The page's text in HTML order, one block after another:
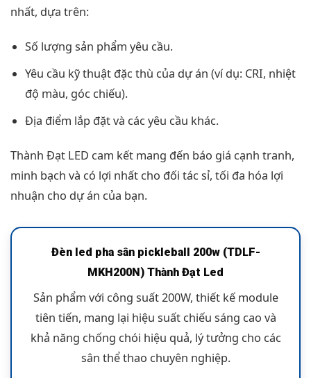
nhất, dựa trên:
Số lượng sản phẩm yêu cầu.
Yêu cầu kỹ thuật đặc thù của dự án (ví dụ: CRI, nhiệt
độ màu, góc chiếu).
Địa điểm lắp đặt và các yêu cầu khác.
Thành Đạt LED cam kết mang đến báo giá cạnh tranh,
minh bạch và có lợi nhất cho đối tác sỉ, tối đa hóa lợi
nhuận cho dự án của bạn.
Đèn led pha sân pickleball 200w (TDLF-
MKH200N) Thành Đạt Led
Sản phẩm với công suất 200W, thiết kế module
tiên tiến, mang lại hiệu suất chiếu sáng cao và
khả năng chống chói hiệu quả, lý tưởng cho các
sân thể thao chuyên nghiệp.